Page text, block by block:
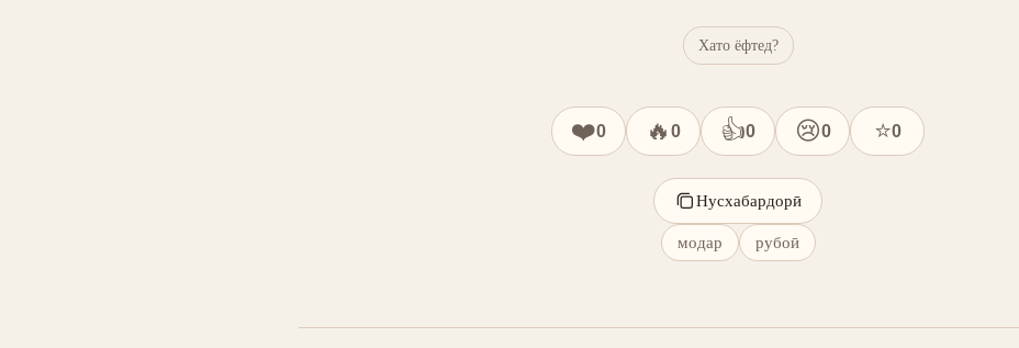
Хато ёфтед?
❤️0 🔥 0 👍0 😢0 ⭐0
Нусхабардорӣ
модар рубоӣ